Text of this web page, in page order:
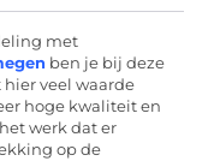
met
ben je bij deze
veel waarde
hoge kwaliteit en
werk dat er
op de